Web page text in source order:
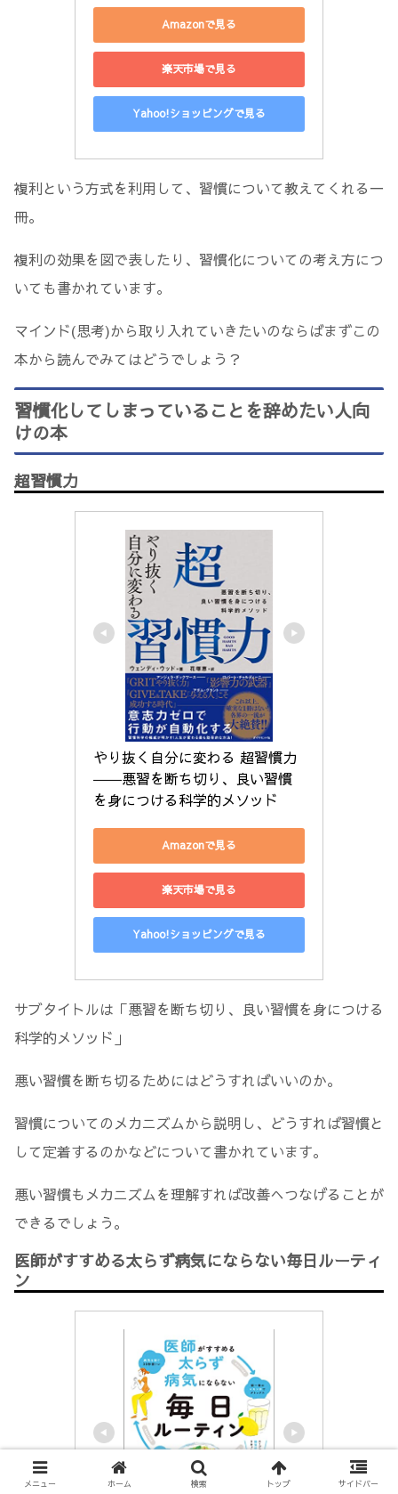
Amazonで見る
楽天市場で見る
Yahoo!ショッピングで見る
複利という方式を利用して、習慣について教えてくれる一
冊。
複利の効果を図で表したり、習慣化についての考え方につ
いても書かれています。
マインド(思考)から取り入れていきたいのならばまずこの
本から読んでみてはどうでしょう？
習慣化してしまっていることを辞めたい人向
けの本
超習慣力
やり抜く自分に変わる 超習慣力
――悪習を断ち切り、良い習慣
を身につける科学的メソッド
Amazonで見る
楽天市場で見る
Yahoo!ショッピングで見る
サブタイトルは「悪習を断ち切り、良い習慣を身につける
科学的メソッド」
悪い習慣を断ち切るためにはどうすればいいのか。
習慣についてのメカニズムから説明し、どうすれば習慣と
して定着するのかなどについて書かれています。
悪い習慣もメカニズムを理解すれば改善へつなげることが
できるでしょう。
医師がすすめる太らず病気にならない毎日ルーティ
ン
メニュー ホーム 検索 トップ サイドバー